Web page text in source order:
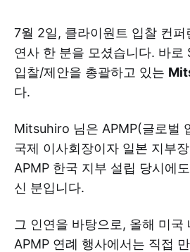
7월 2일, 클라이원트 입찰 컨퍼
연사 한 분을 모셨습니다. 바로
입찰/제안을 총괄하고 있는
다.
Mitsuhiro 님은 APMP(글로벌
국제 이사회장이자 일본 지부
APMP 한국 지부 설립 당시에
신 분입니다.
그 인연을 바탕으로, 올해 미국
APMP 연례 행사에서는 직접